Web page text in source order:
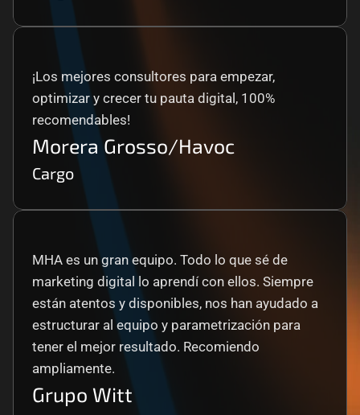
¡Los mejores consultores para empezar,
optimizar y crecer tu pauta digital, 100%
recomendables!
Morera Grosso/Havoc
Cargo
MHA es un gran equipo. Todo lo que sé de
marketing digital lo aprendí con ellos. Siempre
están atentos y disponibles, nos han ayudado a
estructurar al equipo y parametrización para
tener el mejor resultado. Recomiendo
ampliamente.
Grupo Witt